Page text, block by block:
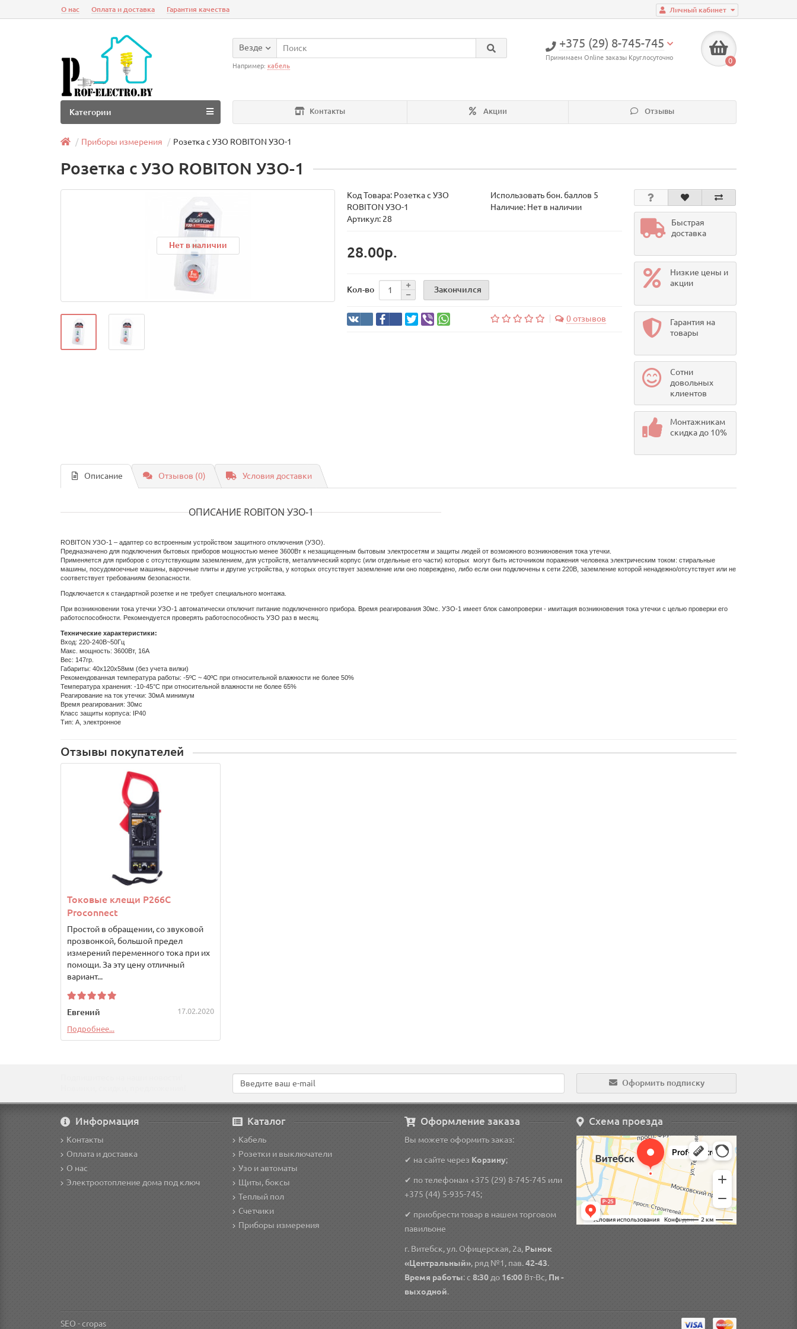
Личный кабинет
О нас Оплата и доставка Гарантия качества
+375 (29) 8-745-745
Принимаем Online заказы Круглосуточно 0
Везде
Например: кабель
Контакты Акции Отзывы
Категории
Приборы измерения Розетка с УЗО ROBITON УЗО-1
Розетка с УЗО ROBITON УЗО-1
Нет в наличии
Код Товара: Розетка с УЗО
ROBITON УЗО-1
Использовать бон. баллов 5
Наличие: Нет в наличии
Артикул: 28
28.00р.
Кол-во Закончился
0 отзывов
Быстрая
доставка
Низкие цены и
акции
Гарантия на
товары
Сотни
довольных
клиентов
Монтажникам
скидка до 10%
Описание Отзывов (0) Условия доставки
ОПИСАНИЕ ROBITON УЗО-1
ROBITON УЗО-1 – адаптер со встроенным устройством защитного отключения (УЗО).
Предназначено для подключения бытовых приборов мощностью менее 3600Вт к незащищенным бытовым электросетям и защиты людей от возможного возникновения тока утечки.
Применяется для приборов с отсутствующим заземлением, для устройств, металлический корпус (или отдельные его части) которых могут быть источником поражения человека электрическим током: стиральные
машины, посудомоечные машины, варочные плиты и другие устройства, у которых отсутствует заземление или оно повреждено, либо если они подключены к сети 220В, заземление которой ненадежно/отсутствует или не
соответствует требованиям безопасности.
Подключается к стандартной розетке и не требует специального монтажа.
При возникновении тока утечки УЗО-1 автоматически отключит питание подключенного прибора. Время реагирования 30мс. УЗО-1 имеет блок самопроверки - имитация возникновения тока утечки с целью проверки его
работоспособности. Рекомендуется проверять работоспособность УЗО раз в месяц.
Технические характеристики:
Вход: 220-240В~50Гц
Макс. мощность: 3600Вт, 16А
Вес: 147гр.
Габариты: 40х120х58мм (без учета вилки)
Рекомендованная температура работы: -5ºС ~ 40ºС при относительной влажности не более 50%
Температура хранения: -10-45°С при относительной влажности не более 65%
Реагирование на ток утечки: 30мА минимум
Время реагирования: 30мс
Класс защиты корпуса: IP40
Тип: А, электронное
Отзывы покупателей
Токовые клещи P266C
Proconnect
Простой в обращении, со звуковой
прозвонкой, большой предел
измерений переменного тока при их
помощи. За эту цену отличный
вариант...
Евгений 17.02.2020
Подробнее...
Оформить подписку
Информация
Контакты
Оплата и доставка
О нас
Электроотопление дома под ключ
Каталог
Кабель
Розетки и выключатели
Узо и автоматы
Щиты, боксы
Теплый пол
Счетчики
Приборы измерения
Оформление заказа
Вы можете оформить заказ:
✔ на сайте через Корзину;
✔ по телефонам+375 (29) 8-745-745 или
+375 (44) 5-935-745;
✔ приобрести товар в нашем торговом
павильоне
г. Витебск, ул. Офицерская, 2а, Рынок
«Центральный», ряд №1, пав.42-43.
Время работы: с 8:30до 16:00 Вт-Вс, Пн -
выходной.
Схема проезда
SEO -cropas